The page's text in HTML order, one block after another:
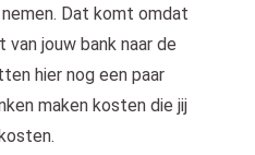
nemen. Dat komt omdat
jouw bank naar de
hier nog een paar
maken kosten die jij